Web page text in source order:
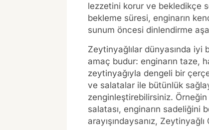
lezzetini korur ve bekledikçe
bekleme süresi, enginarın
sunum öncesi dinlendirme
Zeytinyağlılar dünyasında iyi
amaç budur: enginarın taze,
zeytinyağıyla dengeli bir
ve salatalar ile bütünlük
zenginleştirebilirsiniz.
salatası, enginarın sadeliğini
arayışındaysanız,